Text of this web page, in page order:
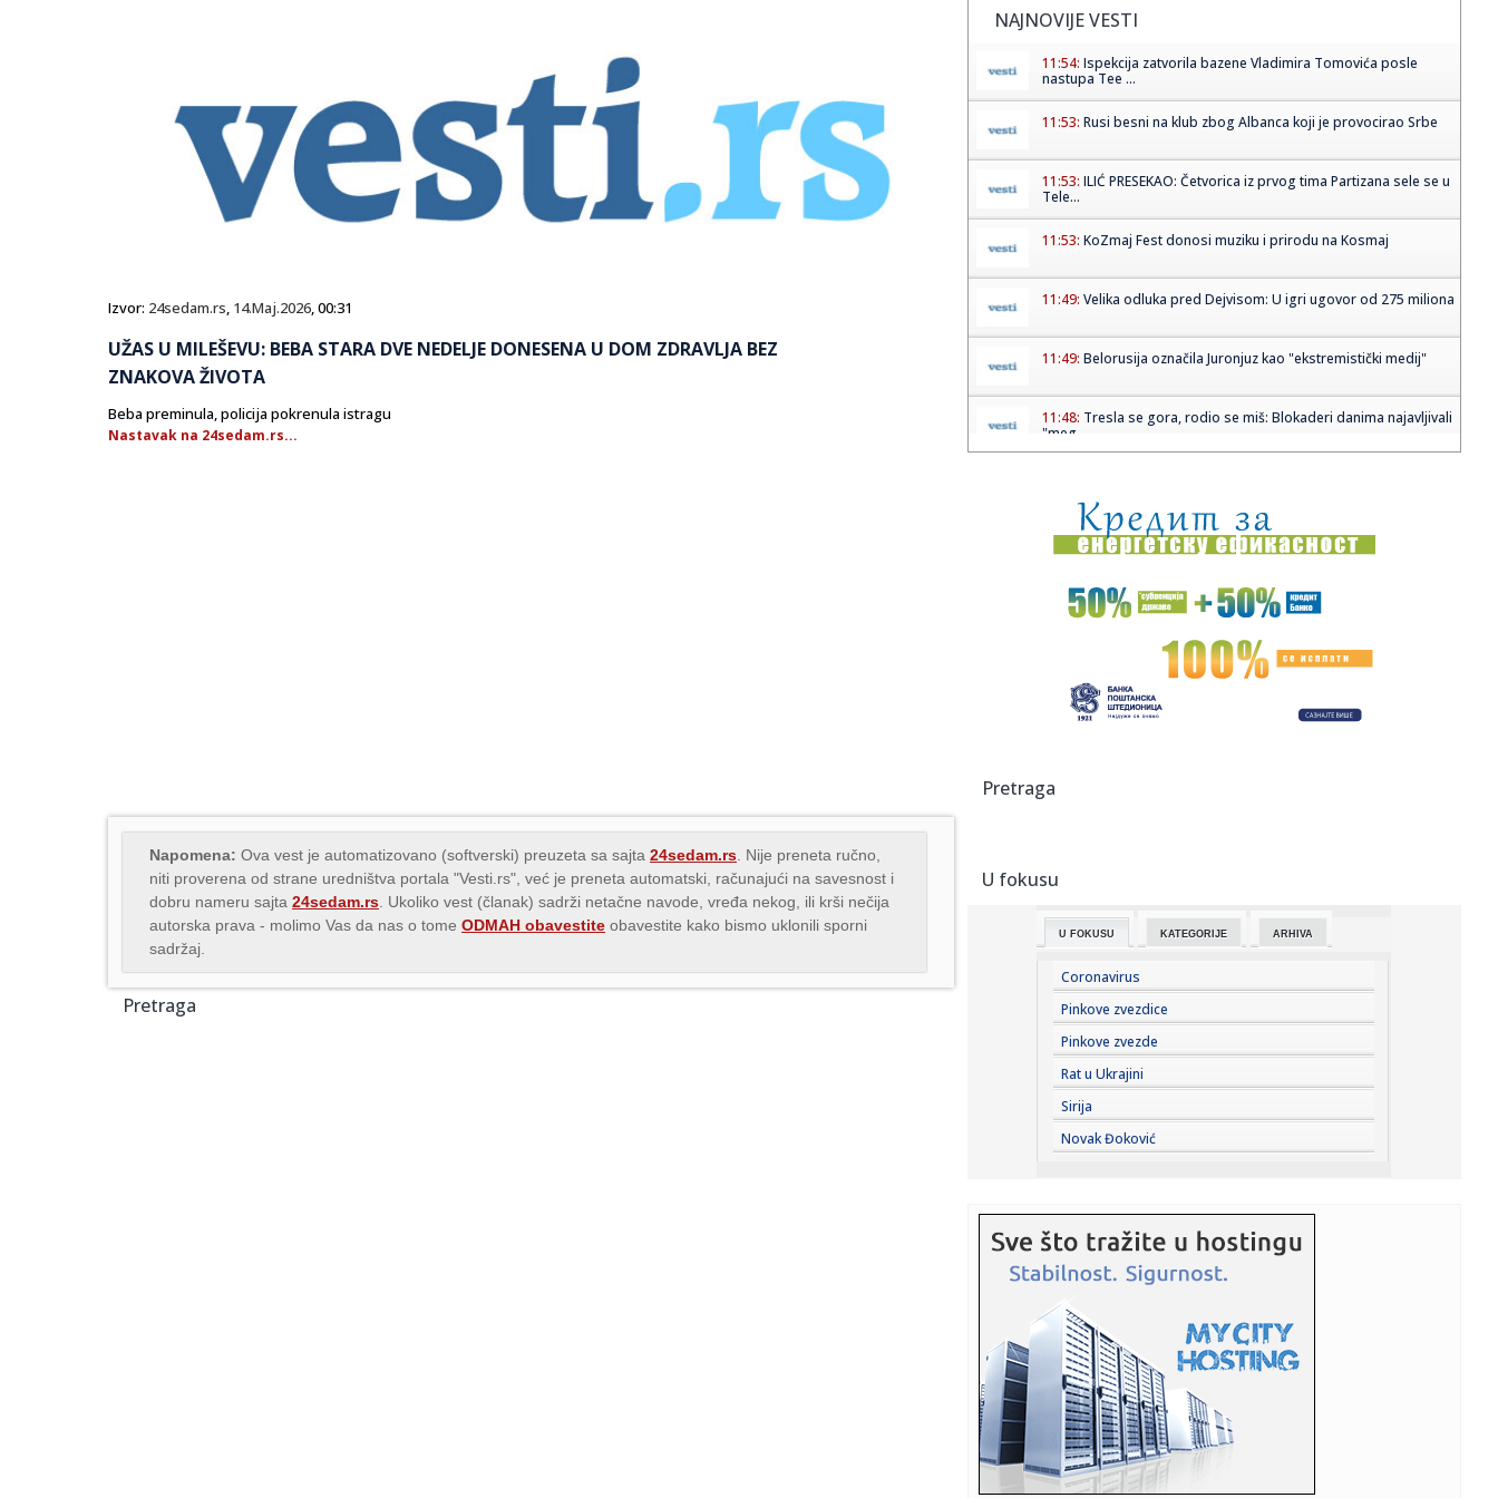
Izvor: 24sedam.rs, 14.Maj.2026, 00:31
UŽAS U MILEŠEVU: BEBA STARA DVE NEDELJE DONESENA U DOM ZDRAVLJA BEZ
ZNAKOVA ŽIVOTA
Beba preminula, policija pokrenula istragu
Nastavak na 24sedam.rs...
Napomena: Ova vest je automatizovano (softverski) preuzeta sa sajta 24sedam.rs . Nije preneta ručno,
niti proverena od strane uredništva portala "Vesti.rs", već je preneta automatski, računajući na savesnost i
dobru nameru sajta 24sedam.rs . Ukoliko vest (članak) sadrži netačne navode, vređa nekog, ili krši nečija
autorska prava - molimo Vas da nas o tome ODMAH obavestite obavestite kako bismo uklonili sporni
sadržaj.
Pretraga
NAJNOVIJE VESTI
11:54: Ispekcija zatvorila bazene Vladimira Tomovića posle
nastupa Tee ...
11:53: Rusi besni na klub zbog Albanca koji je provocirao Srbe
11:53: ILIĆ PRESEKAO: Četvorica iz prvog tima Partizana sele se u
Tele...
11:53: KoZmaj Fest donosi muziku i prirodu na Kosmaj
11:49: Velika odluka pred Dejvisom: U igri ugovor od 275 miliona
11:49: Belorusija označila Juronjuz kao "ekstremistički medij"
11:48: Tresla se gora, rodio se miš: Blokaderi danima najavljivali
"meg...
11:45:Netfliks vraća hit-komediju: Stiže 25 poznatih lica
11:45:Signal konačno uvodi veliku promenu
Amerikanci započeli evakuaciju
11:42:Škoda počela proizvodnju najnaprednijeg SUV-a
"Oluji" u...
11:37:
11:36:
Ćuta osuo paljbu po lažnim studentima: Nije štedeo reči,
11:33:Izraelska vojska se povlači VIDEO
11:33:Odžaci: „Omladinac“ 23. avgusta dočekuje „Zadrugar“
11:29:Održana sednica Štaba za vanredne situacije; Ovo su
najnovije i...
11:28: Autorska vođenja kroz izložbu "Uroš Predić u Sentandreji"
u n...
11:28:
astronomskim račun...
11:27:Rasplet se bliži: Oglasio se MOL o kupovini NIS-a
11:27:Nastavlja se Superliga: Zvezda na popravnom posle
Hapoela, Partiz...
11:25:Belgija šalje vojnike na Grenland
Pretraga
U fokusu
U FOKUSU KATEGORIJE ARHIVA
Coronavirus
Pinkove zvezdice
Pinkove zvezde
Rat u Ukrajini
Sirija
Novak Đoković